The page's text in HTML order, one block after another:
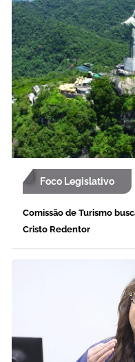
Foco Legislativo
Comissão de Turismo
Cristo Redentor